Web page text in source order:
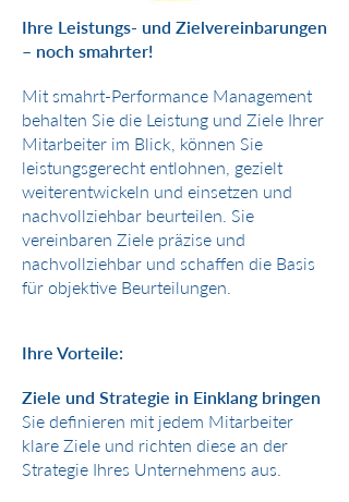
Ihre Leistungs- und Zielvereinbarungen
– noch smahrter!
Mit smahrt-Performance Management
behalten Sie die Leistung und Ziele Ihrer
Mitarbeiter im Blick, können Sie
leistungsgerecht entlohnen, gezielt
weiterentwickeln und einsetzen und
nachvollziehbar beurteilen. Sie
vereinbaren Ziele präzise und
nachvollziehbar und schaffen die Basis
für objektive Beurteilungen.
Ihre Vorteile:
Ziele und Strategie in Einklang bringen
Sie definieren mit jedem Mitarbeiter
klare Ziele und richten diese an der
Strategie Ihres Unternehmens aus.